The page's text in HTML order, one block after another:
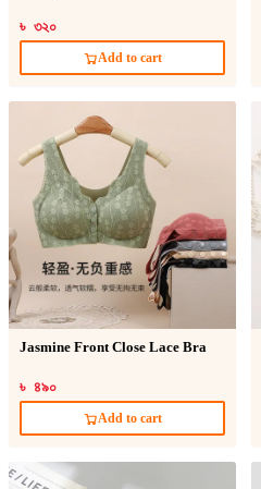
৳ ৩২০
Add to cart
Jasmine Front Close Lace Bra
৳ ৪৯০
Add to cart